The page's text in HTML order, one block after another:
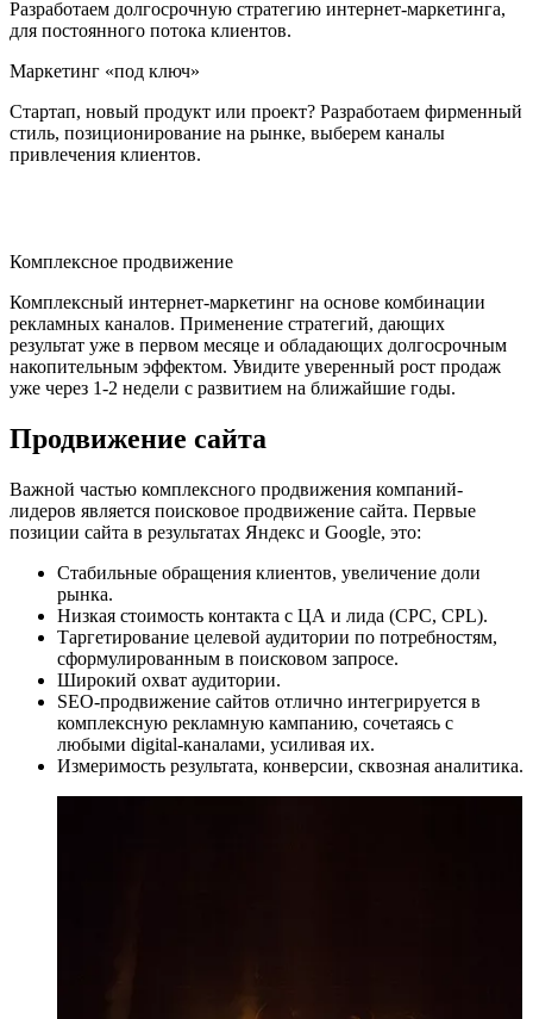
Разработаем долгосрочную стратегию интернет-маркетинга,
для постоянного потока клиентов.
Маркетинг «под ключ»
Стартап, новый продукт или проект? Разработаем фирменный
стиль, позиционирование на рынке, выберем каналы
привлечения клиентов.
Комплексное продвижение
Комплексный интернет-маркетинг на основе комбинации
рекламных каналов. Применение стратегий, дающих
результат уже в первом месяце и обладающих долгосрочным
накопительным эффектом. Увидите уверенный рост продаж
уже через 1-2 недели с развитием на ближайшие годы.
Продвижение сайта
Важной частью комплексного продвижения компаний-
лидеров является поисковое продвижение сайта. Первые
позиции сайта в результатах Яндекс и Google, это:
Стабильные обращения клиентов, увеличение доли
рынка.
Низкая стоимость контакта с ЦА и лида (CPC, CPL).
Таргетирование целевой аудитории по потребностям,
сформулированным в поисковом запросе.
Широкий охват аудитории.
SEO-продвижение сайтов отлично интегрируется в
комплексную рекламную кампанию, сочетаясь с
любыми digital-каналами, усиливая их.
Измеримость результата, конверсии, сквозная аналитика.